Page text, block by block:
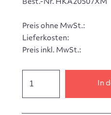
Best.-Nr. HKA20507XM
Preis ohne MwSt.:
Lieferkosten:
Preis inkl. MwSt.:
In